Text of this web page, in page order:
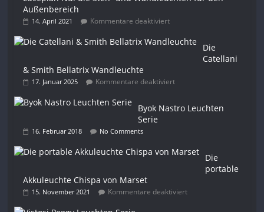
Außenbereich
14. April 2021 Kommentare deaktiviert
Die
Catellani
& Smith Bellatrix Wandleuchte
17. Januar 2025 Kommentare deaktiviert
Byok Nastro Leuchten
Serie
16. Februar 2018 No Comments
Die
portable
Akkuleuchte Chispa von Marset
15. November 2021 Kommentare deaktiviert